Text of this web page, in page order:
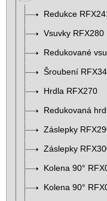
Redukce
Vsuvky RFX280
Redukované
Šroubení
Hrdla RFX270
Redukovaná
Záslepky
Záslepky
Kolena 90°
Kolena 90°